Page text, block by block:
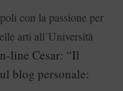
con la passione per
arti all’Università
line Cesar: “Il
blog personale: